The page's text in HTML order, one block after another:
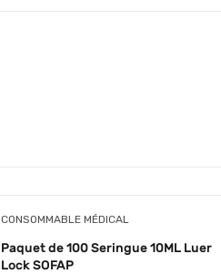
CONSOMMABLE MÉDICAL
Paquet de 100 Seringue 10ML Luer
Lock SOFAP